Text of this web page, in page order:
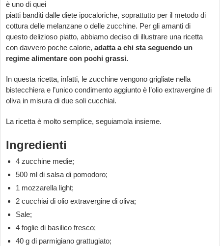
è uno di quei
piatti banditi dalle diete ipocaloriche, soprattutto per il metodo di
cottura delle melanzane o delle zucchine. Per gli amanti di
questo delizioso piatto, abbiamo deciso di illustrare una ricetta
con davvero poche calorie, adatta a chi sta seguendo un
regime alimentare con pochi grassi.
In questa ricetta, infatti, le zucchine vengono grigliate nella
bistecchiera e l’unico condimento aggiunto è l’olio extravergine di
oliva in misura di due soli cucchiai.
La ricetta è molto semplice, seguiamola insieme.
Ingredienti
4 zucchine medie;
500 ml di salsa di pomodoro;
1 mozzarella light;
2 cucchiai di olio extravergine di oliva;
Sale;
4 foglie di basilico fresco;
40 g di parmigiano grattugiato;